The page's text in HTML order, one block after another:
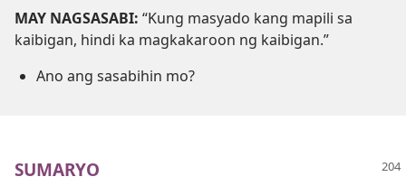
MAY NAGSASABI: “Kung masyado kang mapili sa
kaibigan, hindi ka magkakaroon ng kaibigan.”
Ano ang sasabihin mo?
SUMARYO